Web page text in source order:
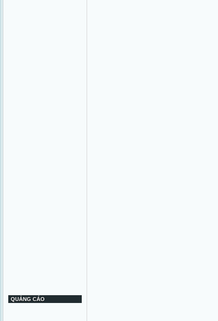
QUẢNG CÁO